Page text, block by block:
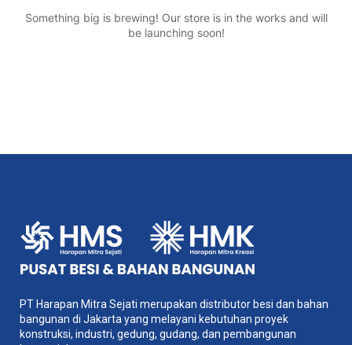
Something big is brewing! Our store is in the works and will
be launching soon!
PT Harapan Mitra Sejati merupakan distributor besi dan bahan
bangunan di Jakarta yang melayani kebutuhan proyek
konstruksi, industri, gedung, gudang, dan pembangunan